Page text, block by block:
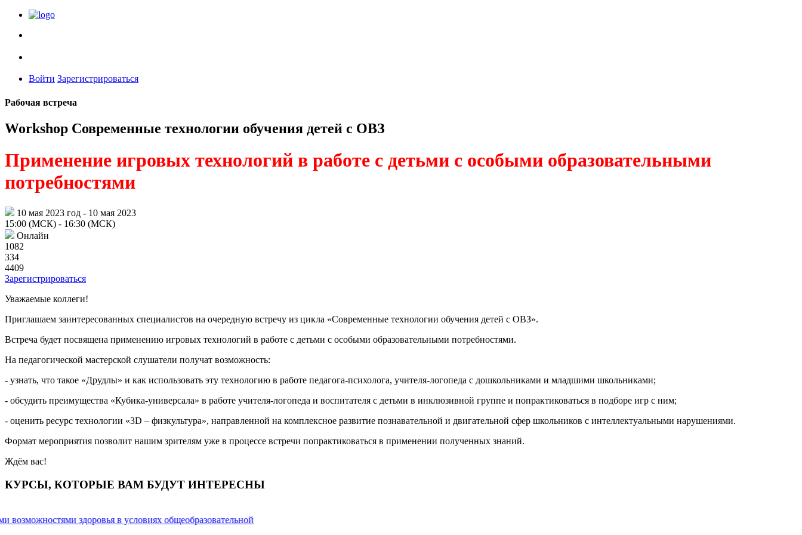
Войти Зарегистрироваться
Рабочая встреча
Workshop Современные технологии обучения детей с ОВЗ
Применение игровых технологий в работе с детьми с особыми образовательными
потребностями
10 мая 2023 год - 10 мая 2023
15:00 (МСК) - 16:30 (МСК)
Онлайн
1082
334
4409
Зарегистрироваться
Уважаемые коллеги!
Приглашаем заинтересованных специалистов на очередную встречу из цикла «Современные технологии обучения детей с ОВЗ».
Встреча будет посвящена применению игровых технологий в работе с детьми с особыми образовательными потребностями.
На педагогической мастерской слушатели получат возможность:
- узнать, что такое «Друдлы» и как использовать эту технологию в работе педагога-психолога, учителя-логопеда с дошкольниками и младшими школьниками;
- обсудить преимущества «Кубика-универсала» в работе учителя-логопеда и воспитателя с детьми в инклюзивной группе и попрактиковаться в подборе игр с ним;
- оценить ресурс технологии «3D – физкультура», направленной на комплексное развитие познавательной и двигательной сфер школьников с интеллектуальными нарушениями.
Формат мероприятия позволит нашим зрителям уже в процессе встречи попрактиковаться в применении полученных знаний.
Ждём вас!
КУРСЫ, КОТОРЫЕ ВАМ БУДУТ ИНТЕРЕСНЫ
возможностями здоровья в условиях общеобразовательной